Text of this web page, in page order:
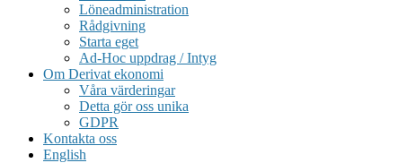
Löneadministration
Rådgivning
Starta eget
Ad-Hoc uppdrag / Intyg
Om Derivat ekonomi
Våra värderingar
Detta gör oss unika
GDPR
Kontakta oss
English